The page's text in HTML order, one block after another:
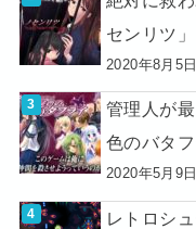
センリツ
2020年8月5
管理人が
色のバタ
2020年5月9
レトロシ